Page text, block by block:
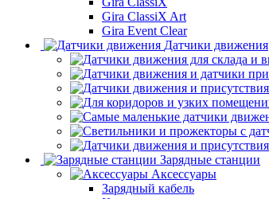
Gira ClassiX Art
Gira Event Clear
Датчики движения
Зарядные станции
Аксессуары
Зарядный кабель